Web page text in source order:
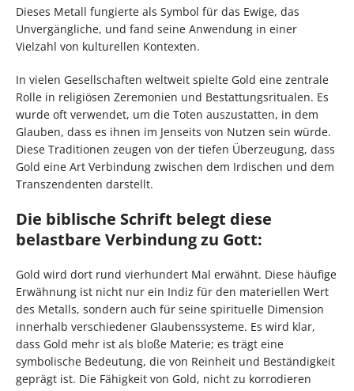
Dieses Metall fungierte als Symbol für das Ewige, das
Unvergängliche, und fand seine Anwendung in einer
Vielzahl von kulturellen Kontexten.
In vielen Gesellschaften weltweit spielte Gold eine zentrale
Rolle in religiösen Zeremonien und Bestattungsritualen. Es
wurde oft verwendet, um die Toten auszustatten, in dem
Glauben, dass es ihnen im Jenseits von Nutzen sein würde.
Diese Traditionen zeugen von der tiefen Überzeugung, dass
Gold eine Art Verbindung zwischen dem Irdischen und dem
Transzendenten darstellt.
Die biblische Schrift belegt diese
belastbare Verbindung zu Gott:
Gold wird dort rund vierhundert Mal erwähnt. Diese häufige
Erwähnung ist nicht nur ein Indiz für den materiellen Wert
des Metalls, sondern auch für seine spirituelle Dimension
innerhalb verschiedener Glaubenssysteme. Es wird klar,
dass Gold mehr ist als bloße Materie; es trägt eine
symbolische Bedeutung, die von Reinheit und Beständigkeit
geprägt ist. Die Fähigkeit von Gold, nicht zu korrodieren